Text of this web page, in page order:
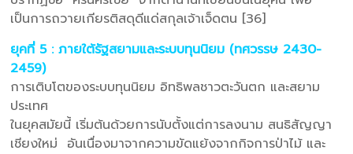
เป็นการถวายเกียรติสดุดีแด่สกุลเจ้าเจ็ดตน [36]
ยุคที่ 5 : ภายใต้รัฐสยามและระบบทุนนิยม (ทศวรรษ 2430-
2459)
การเติบโตของระบบทุนนิยม อิทธิพลชาวตะวันตก และสยาม
ประเทศ
ในยุคสมัยนี้ เริ่มต้นด้วยการนับตั้งแต่การลงนาม สนธิสัญญา
เชียงใหม่ อันเนื่องมาจากความขัดแย้งจากกิจการป่าไม้ และ